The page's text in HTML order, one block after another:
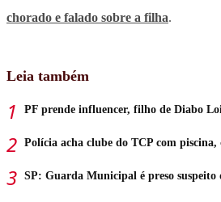
chorado e falado sobre a filha.
Leia também
PF prende influencer, filho de Diabo
Polícia acha clube do TCP com
SP: Guarda Municipal é preso suspeito